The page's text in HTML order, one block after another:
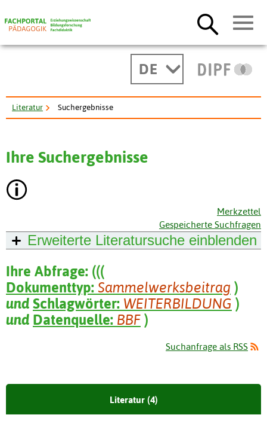
DE
Literatur Suchergebnisse
Ihre Suchergebnisse
Merkzettel
Gespeicherte Suchfragen
Erweiterte Literatursuche einblenden
Ihre Abfrage: (((
Dokumenttyp: Sammelwerksbeitrag )
und Schlagwörter: WEITERBILDUNG )
und Datenquelle: BBF )
Suchanfrage als RSS
Literatur (4)